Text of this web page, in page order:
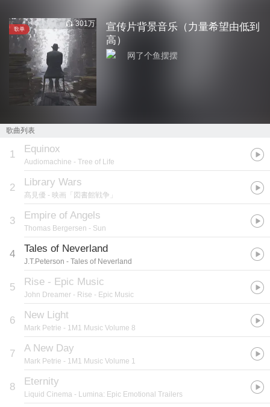
歌单
301万
宣传片背景音乐（力量希望由低到
高）
网了个鱼摆摆
歌曲列表
1 Equinox
Audiomachine - Tree of Life
2 Library Wars
髙見優 - 映画「図書館戦争」
3 Empire of Angels
Thomas Bergersen - Sun
4 Tales of Neverland
J.T.Peterson - Tales of Neverland
5 Rise - Epic Music
John Dreamer - Rise - Epic Music
6 New Light
Mark Petrie - 1M1 Music Volume 8
7 A New Day
Mark Petrie - 1M1 Music Volume 1
8 Eternity
Liquid Cinema - Lumina: Epic Emotional Trailers